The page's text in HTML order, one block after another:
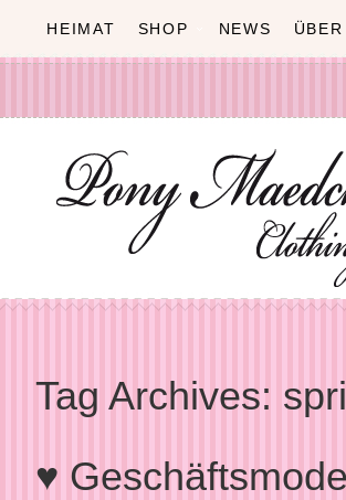
HEIMAT SHOP NEWS
Tag Archives:
♥